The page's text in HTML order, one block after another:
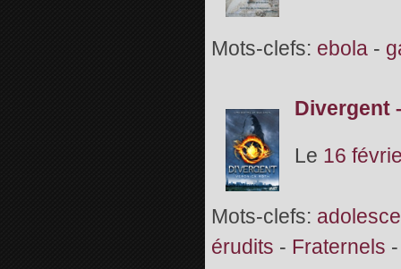
Mots-clefs: ebola -
Divergent
Le 16
Mots-clefs:
érudits - Fraternels